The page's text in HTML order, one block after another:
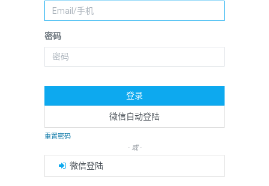
密码
登录
微信自动登陆
重置密码
- 或 -
微信登陆